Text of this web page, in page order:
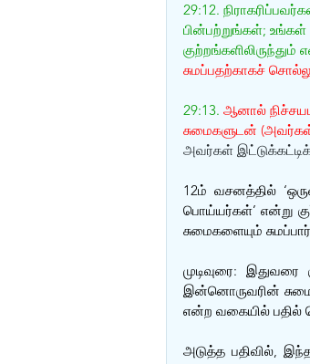
29:12.
பின்பற்றுங்கள்;
சுமப்பதற்காகச்
29:13. ஆனால்
சுமைகளுடன்
அவர்கள்
12ம் வசனத்தில்
பொய்யர்கள்’ என்று
சுமைகளையும்
முடிவுரை:
இன்னொருவரின்
என்ற வகையில் பதில்
அடுத்த பதிவில்,